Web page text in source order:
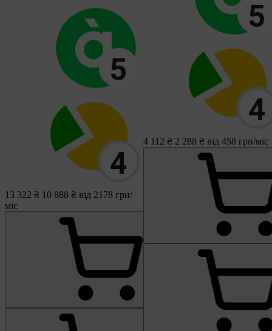
13 322 ₴ 10 888 ₴ від 2178 грн/
міс
4 112 ₴ 2 288 ₴ від 458 грн/міс